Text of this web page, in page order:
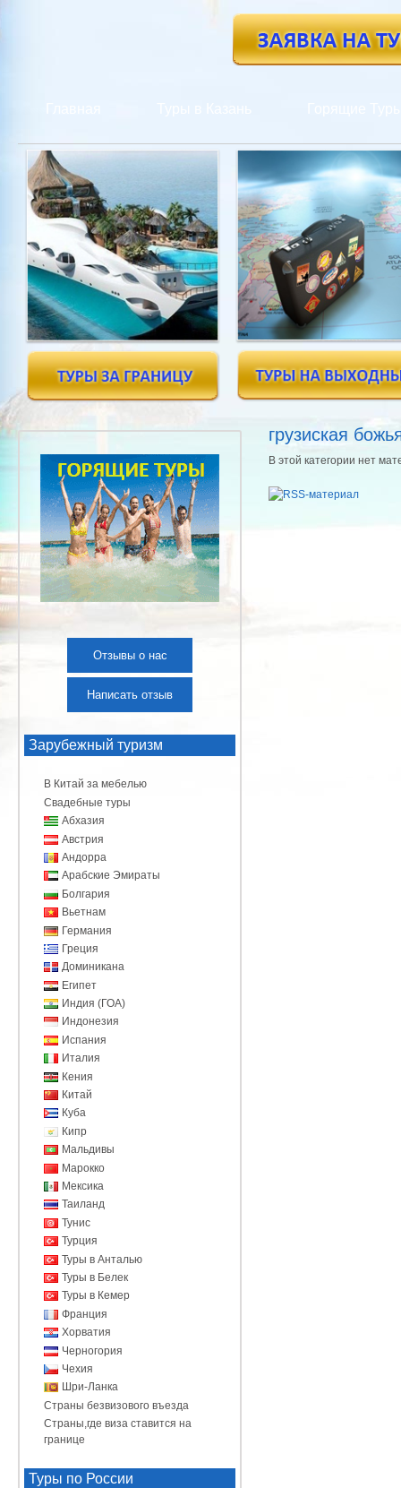
грузиская
В этой категории нет
Отзывы о нас
Написать отзыв
Зарубежный туризм
В Китай за мебелью
Свадебные туры
Абхазия
Австрия
Андорра
Арабские Эмираты
Болгария
Вьетнам
Германия
Греция
Доминикана
Египет
Индия (ГОА)
Индонезия
Испания
Италия
Кения
Китай
Куба
Кипр
Мальдивы
Марокко
Мексика
Таиланд
Тунис
Турция
Туры в Анталью
Туры в Белек
Туры в Кемер
Франция
Хорватия
Черногория
Чехия
Шри-Ланка
Страны безвизового въезда
Страны,где виза ставится на
границе
Туры по России